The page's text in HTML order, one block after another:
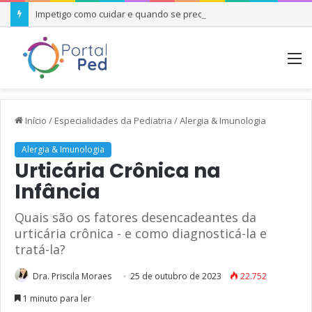
Impetigo como cuidar e quando se preocupar
Início / Especialidades da Pediatria /Alergia & Imunologia
Alergia & Imunologia
Urticária Crônica na
Infância
Quais são os fatores desencadeantes da
urticária crônica - e como diagnosticá-la e
tratá-la?
Dra. Priscila Moraes 25 de outubro de 2023
22.752
1 minuto para ler